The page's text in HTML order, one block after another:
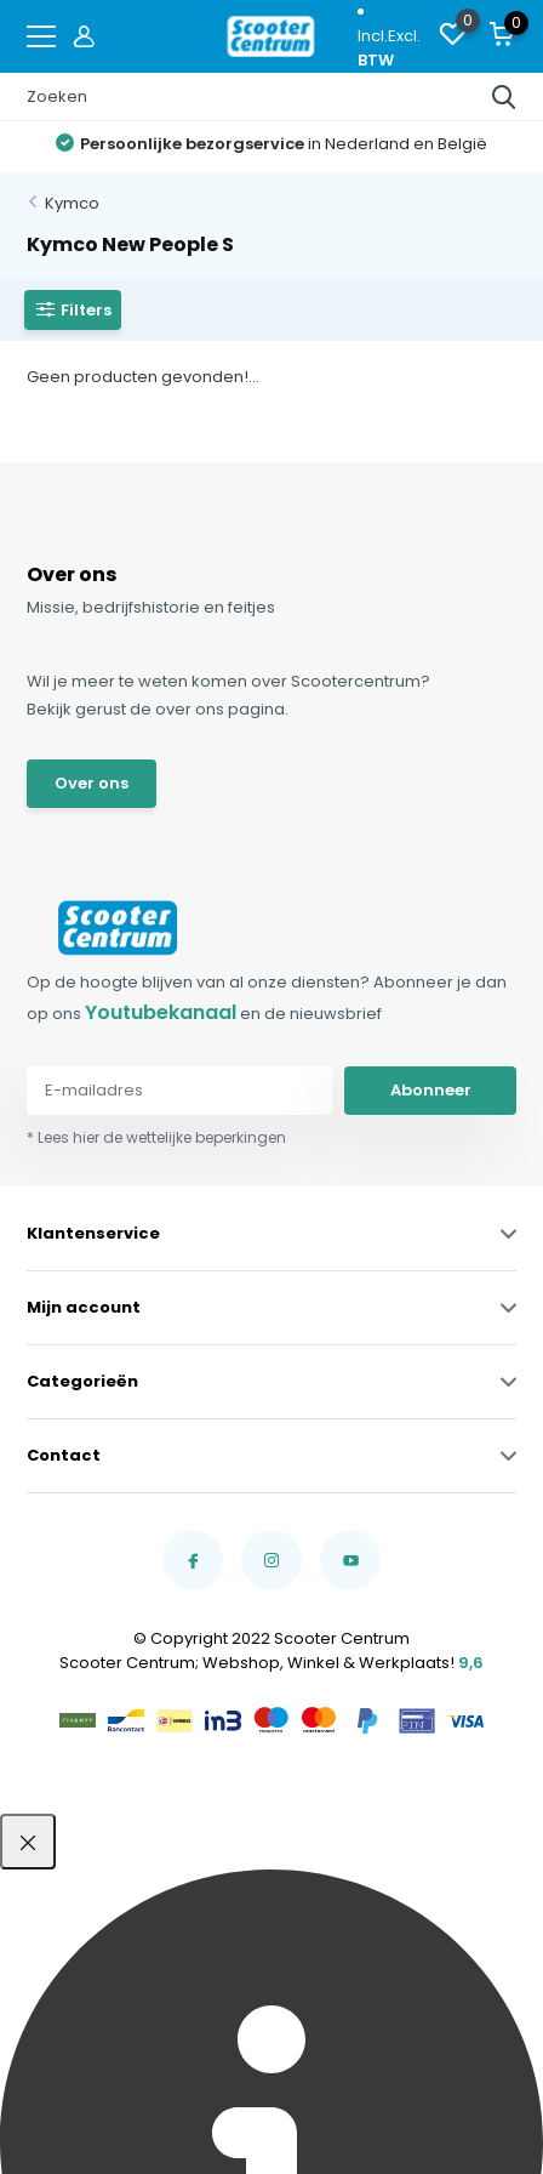
Incl.Excl.
BTW
0 0
Persoonlijke bezorgservicein Nederland en België
Kymco
Kymco New People S
Filters
Geen producten gevonden!...
Over ons
Missie, bedrijfshistorie en feitjes
Wil je meer te weten komen over Scootercentrum?
Bekijk gerust de over ons pagina.
Over ons
Op de hoogte blijven van al onze diensten? Abonneer je dan
op onsYoutubekanaalen de nieuwsbrief
Abonneer
* Lees hier de wettelijke beperkingen
Klantenservice
Mijn account
Categorieën
Contact
© Copyright 2022 Scooter Centrum
Scooter Centrum; Webshop, Winkel & Werkplaats! 9,6